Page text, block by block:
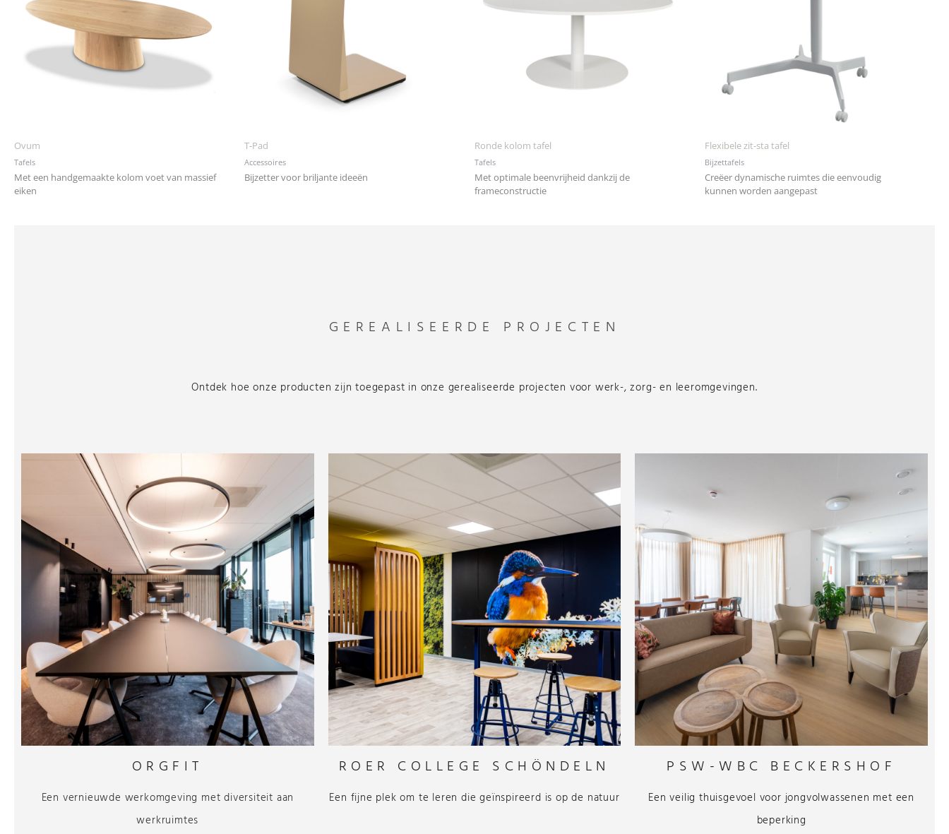
Ovum
Tafels
Met een handgemaakte kolom voet van massief
eiken
T-Pad
Accessoires
Bijzetter voor briljante ideeën
Ronde kolom tafel
Tafels
Met optimale beenvrijheid dankzij de
frameconstructie
Flexibele zit-sta tafel
Bijzettafels
Creëer dynamische ruimtes die eenvoudig
kunnen worden aangepast
GEREALISEERDE PROJECTEN
Ontdek hoe onze producten zijn toegepast in onze gerealiseerde projecten voor werk-, zorg- en leeromgevingen.
ORGFIT
Een vernieuwde werkomgeving met diversiteit aan
werkruimtes
ROER COLLEGE SCHÖNDELN
Een fijne plek om te leren die geïnspireerd is op de natuur
PSW-WBC BECKERSHOF
Een veilig thuisgevoel voor jongvolwassenen met een
beperking